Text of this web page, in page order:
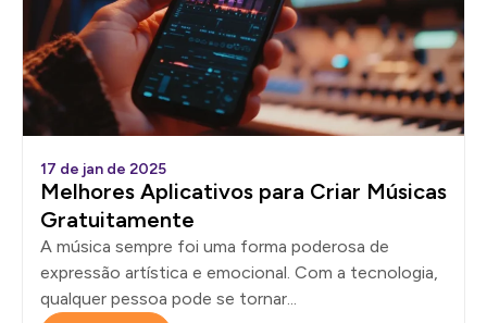
17 de jan de 2025
Melhores Aplicativos para Criar Músicas
Gratuitamente
A música sempre foi uma forma poderosa de
expressão artística e emocional. Com a tecnologia,
qualquer pessoa pode se tornar...